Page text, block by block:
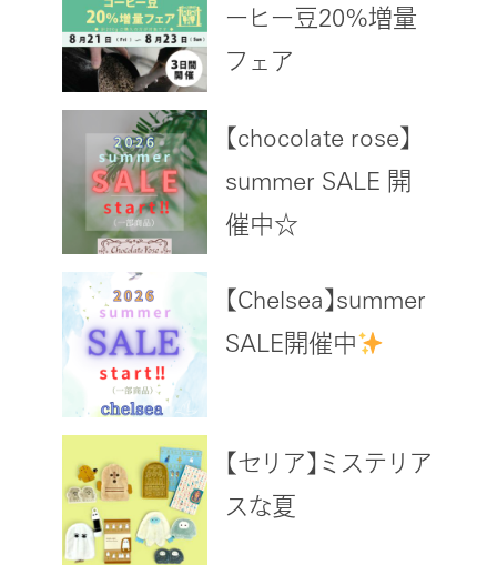
ーヒー豆20%増量
フェア
【chocolate rose】
summer SALE 開
催中☆
【Chelsea】summer
SALE開催中
【セリア】ミステリア
スな夏